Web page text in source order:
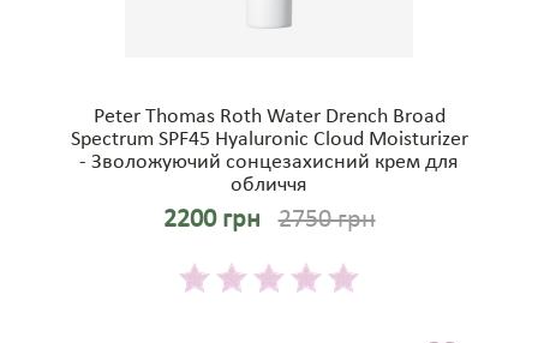
Peter Thomas Roth Water Drench Broad
Spectrum SPF45 Hyaluronic Cloud Moisturizer
- Зволожуючий сонцезахисний крем для
обличчя
2200 грн 2750 грн